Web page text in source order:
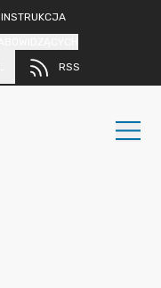
INSTRUKCJA
RSS